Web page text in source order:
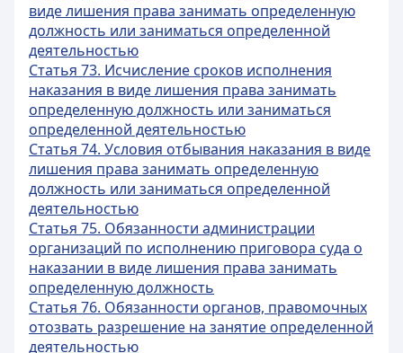
виде лишения права занимать определенную
должность или заниматься определенной
деятельностью
Статья 73. Исчисление сроков исполнения
наказания в виде лишения права занимать
определенную должность или заниматься
определенной деятельностью
Статья 74. Условия отбывания наказания в виде
лишения права занимать определенную
должность или заниматься определенной
деятельностью
Статья 75. Обязанности администрации
организаций по исполнению приговора суда о
наказании в виде лишения права занимать
определенную должность
Статья 76. Обязанности органов, правомочных
отозвать разрешение на занятие определенной
деятельностью